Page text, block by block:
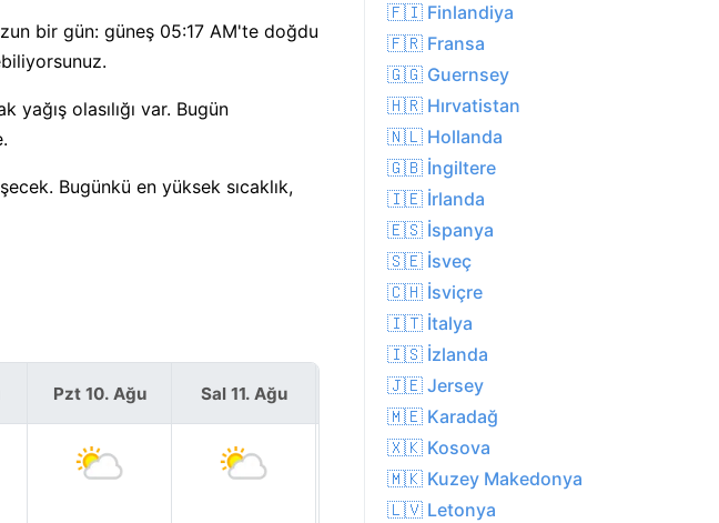
bir gün: güneş 05:17 AM'te doğdu
olasılığı var. Bugün
Bugünkü en yüksek sıcaklık,
Pzt 10. Ağu Sal 11. Ağu Çar 12. Ağu
🇫🇮 Finlandiya
🇫🇷 Fransa
🇬🇬 Guernsey
🇭🇷 Hırvatistan
🇳🇱 Hollanda
🇬🇧 İngiltere
🇮🇪 İrlanda
🇪🇸 İspanya
🇸🇪 İsveç
🇨🇭 İsviçre
🇮🇹 İtalya
🇮🇸 İzlanda
🇯🇪 Jersey
🇲🇪 Karadağ
🇽🇰 Kosova
🇲🇰 Kuzey Makedonya
🇱🇻 Letonya